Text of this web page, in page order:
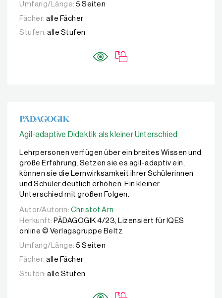
Umfang/Länge: 5 Seiten
Fächer: alle Fächer
Stufen: alle Stufen
Agil-adaptive Didaktik als kleiner Unterschied
Lehrpersonen verfügen über ein breites Wissen und
große Erfahrung. Setzen sie es agil-adaptiv ein,
können sie die Lernwirksamkeit ihrer Schülerinnen
und Schüler deutlich erhöhen. Ein kleiner
Unterschied mit großen Folgen.
Autor/Autorin: Christof Arn
Autor/Autorin: Christof Arn
Herkunft: PÄDAGOGIK 4/23, Lizensiert für IQES
online © Verlagsgruppe Beltz
Umfang/Länge: 5 Seiten
Fächer: alle Fächer
Stufen: alle Stufen